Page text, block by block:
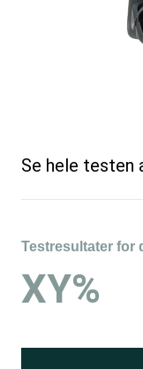
Se hele testen
Testresultater for
XY%